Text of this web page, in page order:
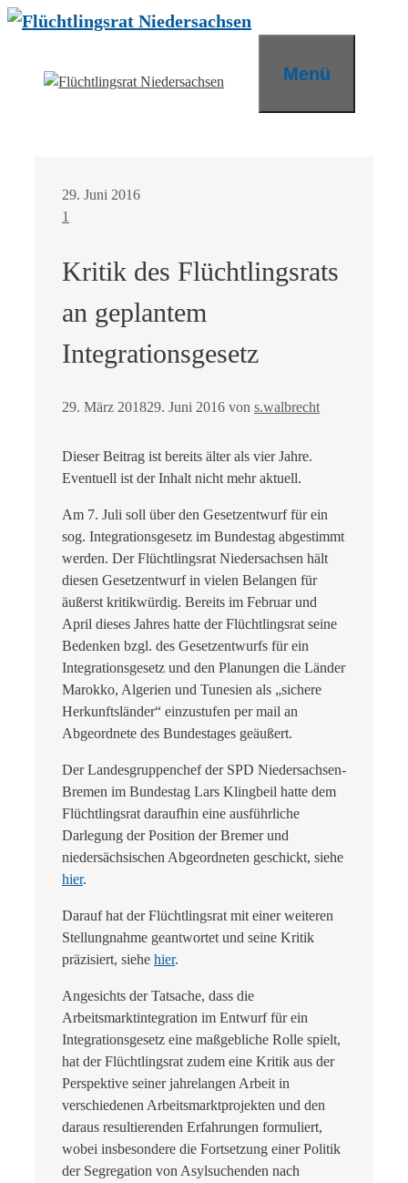
Zum
Menü
29. Juni 2016
1
Kritik des Flüchtlingsrats
an geplantem
Integrationsgesetz
29. März 201829. Juni 2016 von s.walbrecht
Dieser Beitrag ist bereits älter als vier Jahre.
Eventuell ist der Inhalt nicht mehr aktuell.
Am 7. Juli soll über den Gesetzentwurf für ein
sog. Integrationsgesetz im Bundestag abgestimmt
werden. Der Flüchtlingsrat Niedersachsen hält
diesen Gesetzentwurf in vielen Belangen für
äußerst kritikwürdig. Bereits im Februar und
April dieses Jahres hatte der Flüchtlingsrat seine
Bedenken bzgl. des Gesetzentwurfs für ein
Integrationsgesetz und den Planungen die Länder
Marokko, Algerien und Tunesien als „sichere
Herkunftsländer“ einzustufen per mail an
Abgeordnete des Bundestages geäußert.
Der Landesgruppenchef der SPD Niedersachsen-
Bremen im Bundestag Lars Klingbeil hatte dem
Flüchtlingsrat daraufhin eine ausführliche
Darlegung der Position der Bremer und
niedersächsischen Abgeordneten geschickt, siehe
hier.
Darauf hat der Flüchtlingsrat mit einer weiteren
Stellungnahme geantwortet und seine Kritik
präzisiert, siehe hier.
Angesichts der Tatsache, dass die
Arbeitsmarktintegration im Entwurf für ein
Integrationsgesetz eine maßgebliche Rolle spielt,
hat der Flüchtlingsrat zudem eine Kritik aus der
Perspektive seiner jahrelangen Arbeit in
verschiedenen Arbeitsmarktprojekten und den
daraus resultierenden Erfahrungen formuliert,
wobei insbesondere die Fortsetzung einer Politik
der Segregation von Asylsuchenden nach